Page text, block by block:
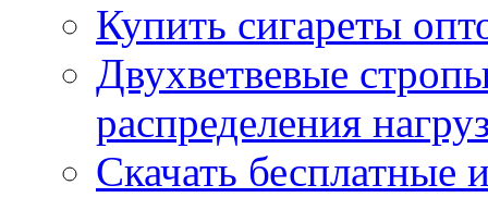
Купить сигареты
Двухветвевые
распределения
Скачать